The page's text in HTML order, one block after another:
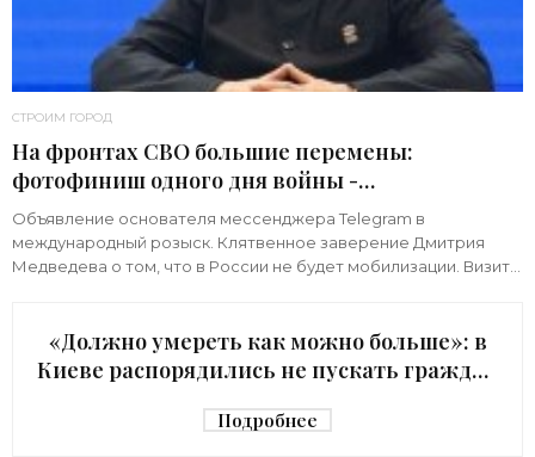
СТРОИМ ГОРОД
На фронтах СВО большие перемены:
фотофиниш одного дня войны -
«Недвижимость»
Объявление основателя мессенджера Telegram в
международный розыск. Клятвенное заверение Дмитрия
Медведева о том, что в России не будет мобилизации. Визит
«Должно умереть как можно больше»: в
Киеве распорядились не пускать граждан
Подробнее